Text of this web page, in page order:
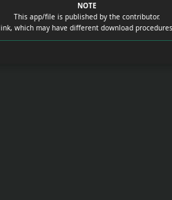
NOTE
This app/file is published by the contributor.
which may have different download